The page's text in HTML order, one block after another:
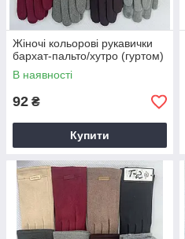
Жіночі кольорові рукавички
бархат-пальто/хутро (гуртом)
В наявності
92 ₴
Купити